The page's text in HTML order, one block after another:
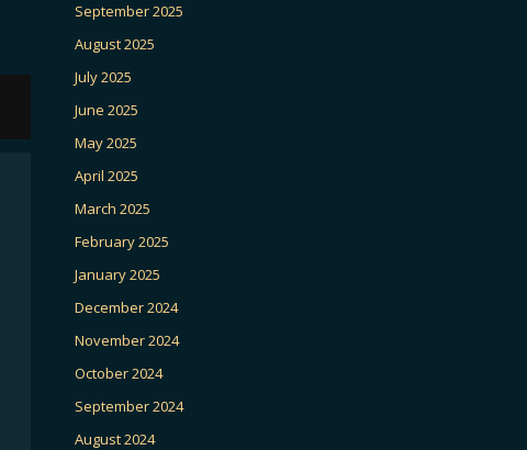
September 2025
August 2025
July 2025
June 2025
May 2025
April 2025
March 2025
February 2025
January 2025
December 2024
November 2024
October 2024
September 2024
August 2024